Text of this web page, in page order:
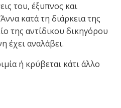
του, έξυπνος και
κατά τη διάρκεια της
της αντίδικου δικηγόρου
έχει αναλάβει.
ή κρύβεται κάτι άλλο